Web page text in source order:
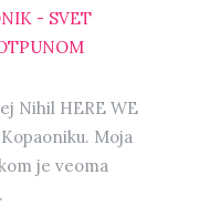
- SVET
Nihil HERE WE
Moja
je veoma